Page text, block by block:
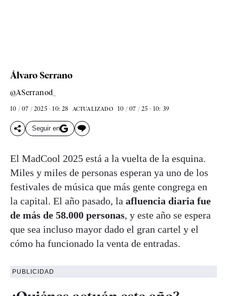
Álvaro Serrano
@ASerranod_
10 / 07 / 2025 - 10: 28 ACTUALIZADO 10 / 07 / 25 - 10: 39
Seguir en
El MadCool 2025 está a la vuelta de la esquina.
Miles y miles de personas esperan ya uno de los
festivales de música que más gente congrega en
la capital. El año pasado, la afluencia diaria fue
de más de 58.000 personas, y este año se espera
que sea incluso mayor dado el gran cartel y el
cómo ha funcionado la venta de entradas.
PUBLICIDAD